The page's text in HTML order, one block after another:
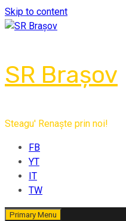
Skip to content
SR Brașov
Steagu' Renaște prin noi!
FB
YT
IT
TW
Primary Menu